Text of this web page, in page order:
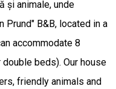
și animale, unde
Prund" B&B, located in a
accommodate 8
beds). Our house
friendly animals and